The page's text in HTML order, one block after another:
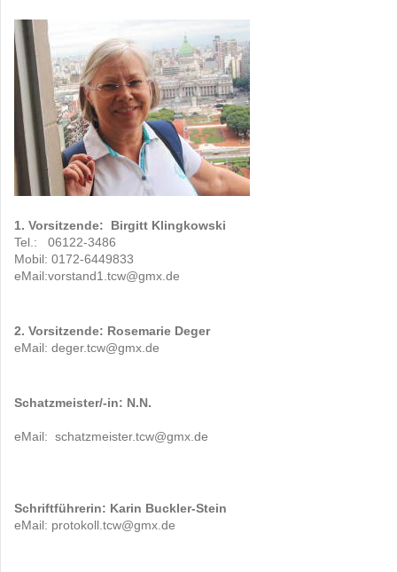
1. Vorsitzende: Birgitt Klingkowski
Tel.: 06122-3486
Mobil: 0172-6449833
eMail:vorstand1.tcw@gmx.de
2. Vorsitzende: Rosemarie Deger
eMail: deger.tcw@gmx.de
Schatzmeister/-in: N.N.
eMail: schatzmeister.tcw@gmx.de
Schriftführerin: Karin Buckler-Stein
eMail: protokoll.tcw@gmx.de